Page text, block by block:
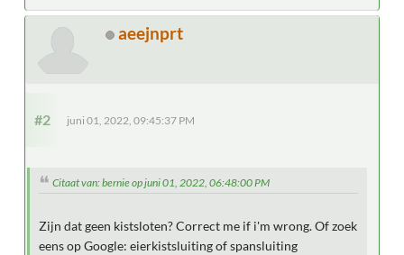
aeejnprt
#2 juni 01, 2022, 09:45:37 PM
Citaat van: bernie op juni 01, 2022, 06:48:00 PM
Zijn dat geen kistsloten? Correct me if i'm wrong. Of zoek
eens op Google: eierkistsluiting of spansluiting